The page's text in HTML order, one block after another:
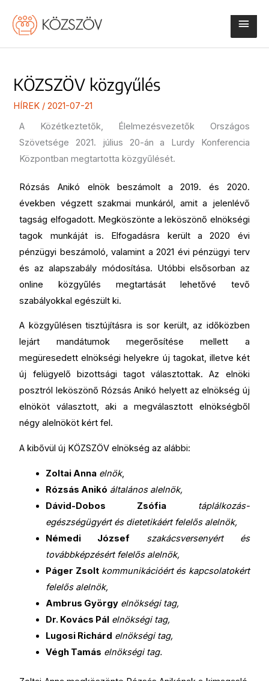
Main
KÖZSZÖV közgyűlés
HÍREK /2021-07-21
A Közétkeztetők, Élelmezésvezetők Országos
Szövetsége 2021. július 20-án a Lurdy Konferencia
Központban megtartotta közgyűlését.
Rózsás Anikó elnök beszámolt a 2019. és 2020.
években végzett szakmai munkáról, amit a jelenlévő
tagság elfogadott. Megköszönte a leköszönő elnökségi
tagok munkáját is. Elfogadásra került a 2020 évi
pénzügyi beszámoló, valamint a 2021 évi pénzügyi terv
és az alapszabály módosítása. Utóbbi elsősorban az
online közgyűlés megtartását lehetővé tevő
szabályokkal egészült ki.
A közgyűlésen tisztújításra is sor került, az időközben
lejárt mandátumok megerősítése mellett a
megüresedett elnökségi helyekre új tagokat, illetve két
új felügyelő bizottsági tagot választottak. Az elnöki
posztról leköszönő Rózsás Anikó helyett az elnökség új
elnököt választott, aki a megválasztott elnökségből
négy alelnököt kért fel.
A kibővül új KÖZSZÖV elnökség az alábbi:
Zoltai Anna elnök,
Rózsás Anikó általános alelnök,
Dávid-Dobos Zsófia
táplálkozás-
egészségügyért és dietetikáért felelős alelnök,
Némedi József
szakácsversenyért és
továbbképzésért felelős alelnök,
Páger Zsolt kommunikációért és kapcsolatokért
felelős alelnök,
Ambrus György elnökségi tag,
Dr. Kovács Pál elnökségi tag,
Lugosi Richárd elnökségi tag,
Végh Tamás elnökségi tag.